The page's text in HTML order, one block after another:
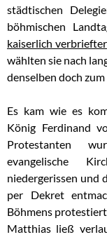
städtischen
böhmischen
kaiserlich verbriefter
wählten sie nach
denselben doch
Es kam wie es
König Ferdinand
Protestanten
evangelische
niedergerissen und
per Dekret
Böhmens
Matthias ließ